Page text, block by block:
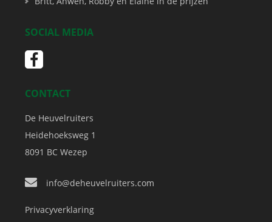
SOCIAL MEDIA
CONTACT
De Heuvelruiters
Heidehoeksweg 1
8091 BC Wezep
info@deheuvelruiters.com
Privacyverklaring